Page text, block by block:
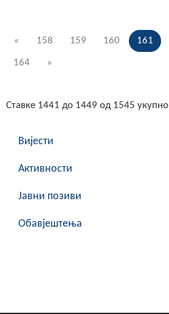
« 158 159 160 161
164 »
Ставке 1441 до 1449 од 1545 укупно
Вијести
Активности
Јавни позиви
Обавјештења